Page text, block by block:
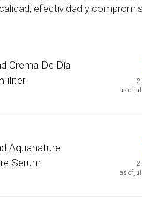
efectividad y
Crema De Día
2
as of
Aquanature
Serum
2
as of